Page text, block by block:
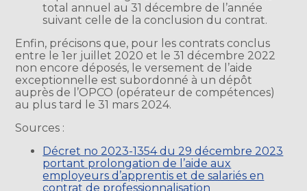
total annuel au 31 décembre de l’année
suivant celle de la conclusion du contrat.
Enfin, précisons que, pour les contrats conclus
entre le 1er juillet 2020 et le 31 décembre 2022
non encore déposés, le versement de l’aide
exceptionnelle est subordonné à un dépôt
auprès de l’OPCO (opérateur de compétences)
au plus tard le 31 mars 2024.
Sources :
Décret no 2023-1354 du 29 décembre 2023
portant prolongation de l’aide aux
employeurs d’apprentis et de salariés en
contrat de professionnalisation